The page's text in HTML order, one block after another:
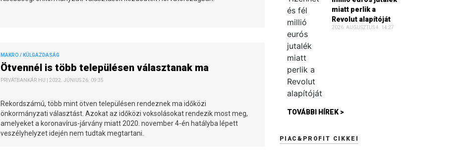
MAKRO / KÜLGAZDASÁG
Ötvennél is több településen választanak ma
PRIVÁTBANKÁR.HU | 2022. JÚNIUS 26. 09:35
Rekordszámú, több mint ötven településen rendeznek ma időközi
önkormányzati választást. Azokat az időközi voksolásokat rendezik most meg,
amelyeket a koronavírus-járvány miatt 2020. november 4-én hatályba lépett
veszélyhelyzet idején nem tudtak megtartani.
miatt perlik a
Revolut alapítóját
2026. AUGUSZTUS 4. 14:27
TOVÁBBI HÍREK >
PIAC&PROFIT CIKKEI